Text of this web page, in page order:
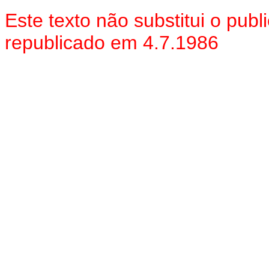
Este texto não substitui o
republicado em 4.7.1986